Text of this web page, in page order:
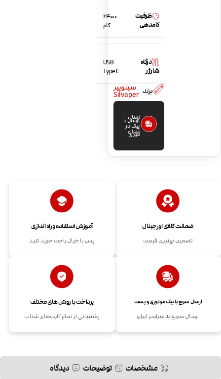
ظرفیت
کامدهی
24000
کام
درگاه
شارژر
USB
Type C
برند سیلویپر
Silvaper
ارسال
فوری
ارسال با
پیک در
تهران
ضمانت کالای اورجینال
تضمین بهترین قیمت
آموزش استفاده و راه اندازی
پس با خیال راحت خرید کنید
ارسال سریع با پیک موتوری و پست
ارسال سریع به سراسر ایران
پرداخت با روش های مختلف
پشتیبانی از تمام کارت‌های شتاب
مشخصات توضیحات دیدگاه